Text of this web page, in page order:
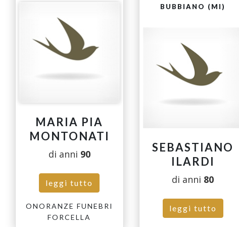
MARIA PIA
MONTONATI
di anni 90
leggi tutto
ONORANZE FUNEBRI
FORCELLA
BUBBIANO (MI)
SEBASTIANO
ILARDI
di anni 80
leggi tutto